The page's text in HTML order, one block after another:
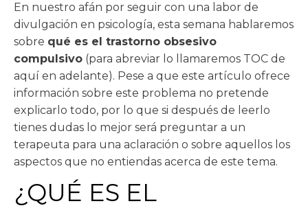
En nuestro afán por seguir con una labor de
divulgación en psicología, esta semana hablaremos
sobre qué es el trastorno obsesivo
compulsivo (para abreviar lo llamaremos TOC de
aquí en adelante). Pese a que este artículo ofrece
información sobre este problema no pretende
explicarlo todo, por lo que si después de leerlo
tienes dudas lo mejor será preguntar a un
terapeuta para una aclaración o sobre aquellos los
aspectos que no entiendas acerca de este tema.
¿QUÉ ES EL